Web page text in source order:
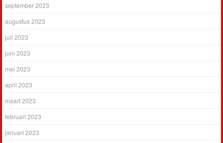
september 2023
augustus 2023
juli 2023
juni 2023
mei 2023
april 2023
maart 2023
februari 2023
januari 2023